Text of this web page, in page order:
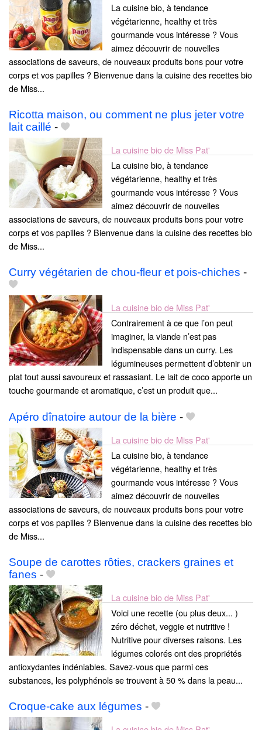
La cuisine bio, à tendance
végétarienne, healthy et très
gourmande vous intéresse ? Vous
aimez découvrir de nouvelles
associations de saveurs, de nouveaux produits bons pour votre
corps et vos papilles ? Bienvenue dans la cuisine des recettes bio
de Miss...
Ricotta maison, ou comment ne plus jeter votre
lait caillé -
La cuisine bio de Miss Pat'
La cuisine bio, à tendance
végétarienne, healthy et très
gourmande vous intéresse ? Vous
aimez découvrir de nouvelles
associations de saveurs, de nouveaux produits bons pour votre
corps et vos papilles ? Bienvenue dans la cuisine des recettes bio
de Miss...
Curry végétarien de chou-fleur et pois-chiches -
La cuisine bio de Miss Pat'
Contrairement à ce que l’on peut
imaginer, la viande n’est pas
indispensable dans un curry. Les
légumineuses permettent d’obtenir un
plat tout aussi savoureux et rassasiant. Le lait de coco apporte un
touche gourmande et aromatique, c’est un produit que...
Apéro dînatoire autour de la bière -
La cuisine bio de Miss Pat'
La cuisine bio, à tendance
végétarienne, healthy et très
gourmande vous intéresse ? Vous
aimez découvrir de nouvelles
associations de saveurs, de nouveaux produits bons pour votre
corps et vos papilles ? Bienvenue dans la cuisine des recettes bio
de Miss...
Soupe de carottes rôties, crackers graines et
fanes -
La cuisine bio de Miss Pat'
Voici une recette (ou plus deux... )
zéro déchet, veggie et nutritive !
Nutritive pour diverses raisons. Les
légumes colorés ont des propriétés
antioxydantes indéniables. Savez-vous que parmi ces
substances, les polyphénols se trouvent à 50 % dans la peau...
Croque-cake aux légumes -